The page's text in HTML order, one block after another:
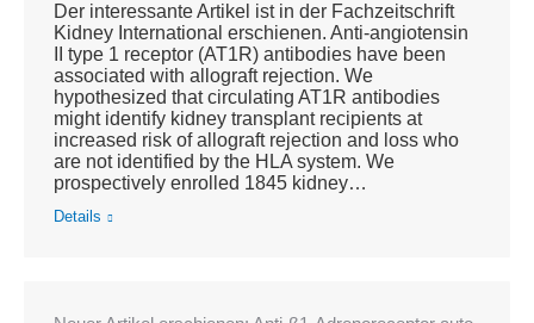
Der interessante Artikel ist in der Fachzeitschrift
Kidney International erschienen. Anti-angiotensin
II type 1 receptor (AT1R) antibodies have been
associated with allograft rejection. We
hypothesized that circulating AT1R antibodies
might identify kidney transplant recipients at
increased risk of allograft rejection and loss who
are not identified by the HLA system. We
prospectively enrolled 1845 kidney…
Details